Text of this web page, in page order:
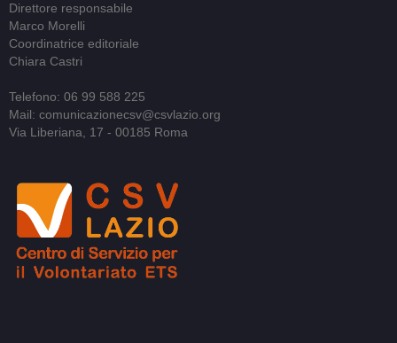
Direttore responsabile
Marco Morelli
Coordinatrice editoriale
Chiara Castri
Telefono: 06 99 588 225
Mail: comunicazionecsv@csvlazio.org
Via Liberiana, 17 - 00185 Roma